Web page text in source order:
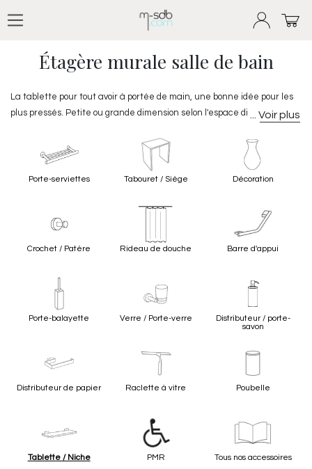
Accessoires salle de bain
Étagère murale salle de bain
La tablette pour tout avoir à portée de main, une bonne idée pour les
plus pressés. Petite ou grande dimension selon l'espace disponible, la
de vos plus beaux flacons et de vos éléments de toilette (verre à dents,
produits de toilette,...). Proposée en verre ou en Corian, dans des
finitions chromées ou aluminium, la tablette se fixe au mur.
Porte-serviettes Tabouret / Siège Décoration
Crochet / Patère Rideau de douche Barre d'appui
Porte-balayette Verre / Porte-verre
Distributeur / porte-
savon
Distributeur de papier Raclette à vitre Poubelle
Tablette / Niche PMR Tous nos accessoires